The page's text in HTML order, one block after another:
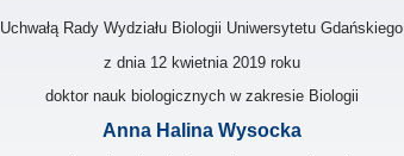
Uchwałą Rady Wydziału Biologii Uniwersytetu Gdańskiego
z dnia 12 kwietnia 2019roku
doktor nauk biologicznych w zakresie Biologii
Anna Halina Wysocka